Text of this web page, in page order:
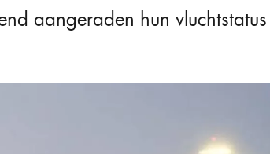
aangeraden hun vluchtstatus